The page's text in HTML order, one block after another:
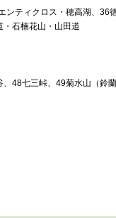
ティクロス・穂高湖、36
石楠花山・山田道
48七三峠、49菊水山（鈴